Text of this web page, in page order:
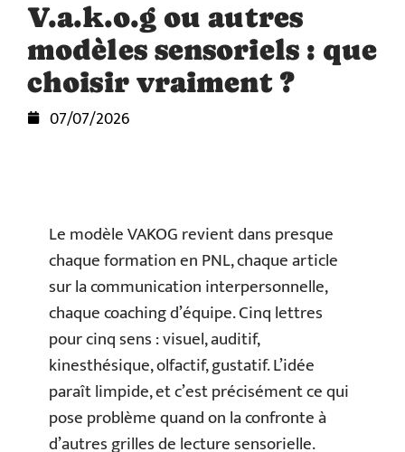
V.a.k.o.g ou autres
modèles sensoriels : que
choisir vraiment ?
07/07/2026
Le modèle VAKOG revient dans presque
chaque formation en PNL, chaque article
sur la communication interpersonnelle,
chaque coaching d’équipe. Cinq lettres
pour cinq sens : visuel, auditif,
kinesthésique, olfactif, gustatif. L’idée
paraît limpide, et c’est précisément ce qui
pose problème quand on la confronte à
d’autres grilles de lecture sensorielle.